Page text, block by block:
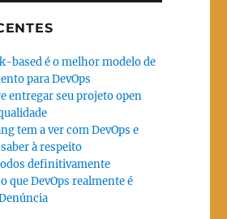
based é o melhor modelo de
para DevOps
entregar seu projeto open
tem a ver com DevOps e
à respeito
definitivamente
que DevOps realmente é